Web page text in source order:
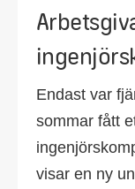
Endast var
sommar fått
visar en ny